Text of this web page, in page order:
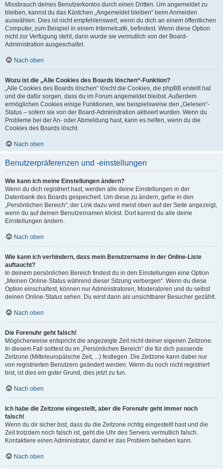
Missbrauch deines Benutzerkontos durch einen Dritten. Um angemeldet zu
bleiben, kannst du das Kästchen „Angemeldet bleiben“ beim Anmelden
auswählen. Dies ist nicht empfehlenswert, wenn du dich an einem öffentlichen
Computer, zum Beispiel in einem Internetcafé, befindest. Wenn diese Option
nicht zur Verfügung steht, dann wurde sie vermutlich von der Board-
Administration ausgeschaltet.
Nach oben
Wozu ist die „Alle Cookies des Boards löschen“-Funktion?
„Alle Cookies des Boards löschen“ löscht die Cookies, die phpBB erstellt hat
und die dafür sorgen, dass du im Forum angemeldet bleibst. Außerdem
ermöglichen Cookies einige Funktionen, wie beispielsweise den „Gelesen“-
Status – sofern sie von der Board-Administration aktiviert wurden. Wenn du
Probleme bei der An- oder Abmeldung hast, kann es helfen, wenn du die
Cookies des Boards löscht.
Nach oben
Benutzerpräferenzen und -einstellungen
Wie kann ich meine Einstellungen ändern?
Wenn du dich registriert hast, werden alle deine Einstellungen in der
Datenbank des Boards gespeichert. Um diese zu ändern, gehe in den
„Persönlichen Bereich“; der Link dazu wird meist oben auf der Seite angezeigt,
wenn du auf deinen Benutzernamen klickst. Dort kannst du alle deine
Einstellungen ändern.
Nach oben
Wie kann ich verhindern, dass mein Benutzername in der Online-Liste
auftaucht?
In deinem persönlichen Bereich findest du in den Einstellungen eine Option
„Meinen Online-Status während dieser Sitzung verbergen“. Wenn du diese
Option einschaltest, können nur Administratoren, Moderatoren und du selbst
deinen Online-Status sehen. Du wirst dann als unsichtbarer Besucher gezählt.
Nach oben
Die Forenuhr geht falsch!
Möglicherweise entspricht die angezeigte Zeit nicht deiner eigenen Zeitzone.
In diesem Fall solltest du im „Persönlichen Bereich“ die für dich passende
Zeitzone (Mitteleuropäische Zeit, ...) festlegen. Die Zeitzone kann dabei nur
von registrierten Benutzern geändert werden. Wenn du noch nicht registriert
bist, ist dies ein guter Grund, dies jetzt zu tun.
Nach oben
Ich habe die Zeitzone eingestellt, aber die Forenuhr geht immer noch
falsch!
Wenn du dir sicher bist, dass du die Zeitzone richtig eingestellt hast und die
Zeit trotzdem noch falsch ist, geht die Uhr des Servers vermutlich falsch.
Kontaktiere einen Administrator, damit er das Problem beheben kann.
Nach oben